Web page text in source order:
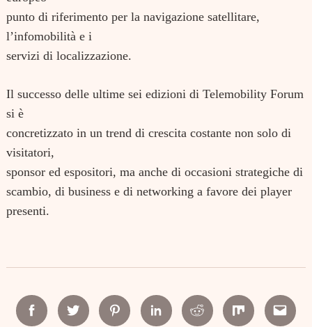
punto di riferimento per la navigazione satellitare,
l’infomobilità e i
servizi di localizzazione.
Il successo delle ultime sei edizioni di Telemobility Forum
si è
concretizzato in un trend di crescita costante non solo di
visitatori,
sponsor ed espositori, ma anche di occasioni strategiche di
scambio, di business e di networking a favore dei player
presenti.
FacebookTwitter PinterestLinkedinReddit Mix Email
for: